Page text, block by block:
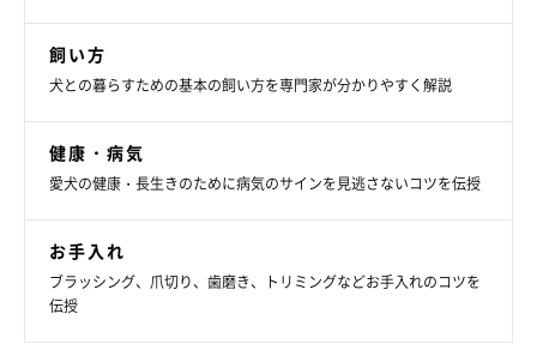
避難所は高台にある中学校の体育館だったため、愛犬を連れて車
で向かいました。
飼い方
犬との暮らすための基本の飼い方を専門家が分かりやすく解説
健康・病気
愛犬の健康・長生きのために病気のサインを見逃さないコツを伝授
お手入れ
ブラッシング、爪切り、歯磨き、トリミングなどお手入れのコツを
伝授